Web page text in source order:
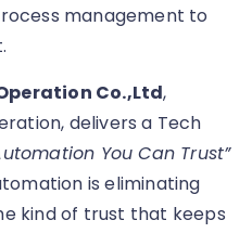
management to
Co.,Ltd,
delivers a Tech
You Can Trust”
is eliminating
kind of trust that keeps